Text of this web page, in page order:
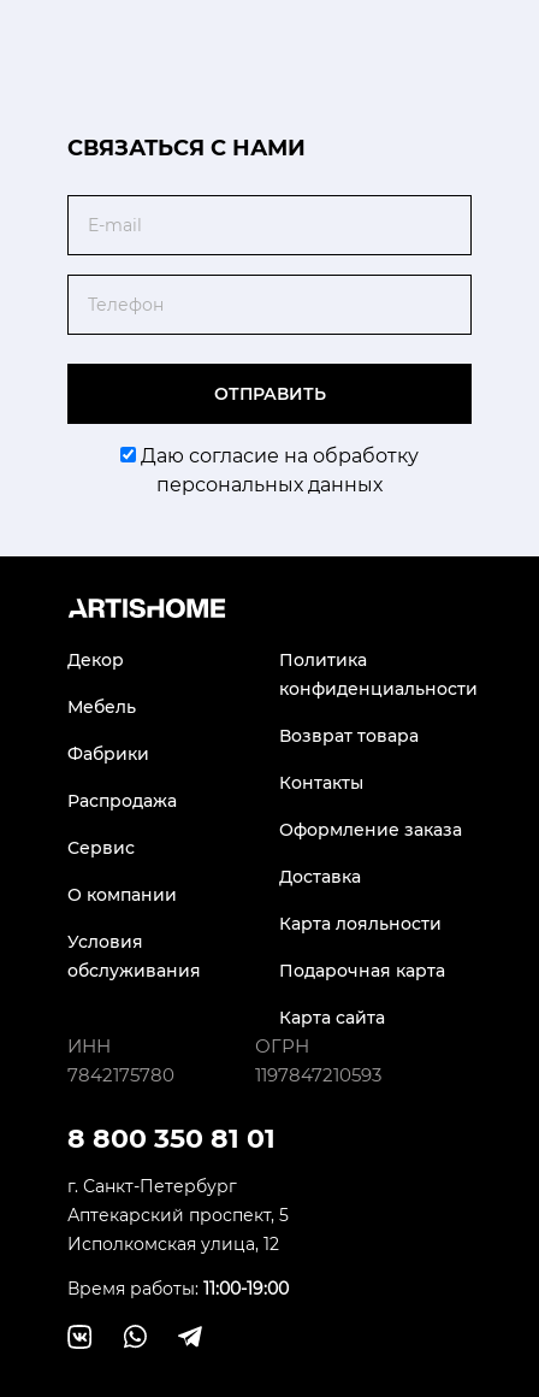
CВЯЗАТЬСЯ С НАМИ
ОТПРАВИТЬ
Даю согласие на обработку
персональных данных
Декор
Мебель
Фабрики
Распродажа
Сервис
О компании
Условия
обслуживания
Политика
конфиденциальности
Возврат товара
Контакты
Оформление заказа
Доставка
Карта лояльности
Подарочная карта
Карта сайта
ИНН
7842175780
ОГРН
1197847210593
8 800 350 81 01
г. Санкт-Петербург
Аптекарский проспект, 5
Исполкомская улица, 12
Время работы: 11:00-19:00